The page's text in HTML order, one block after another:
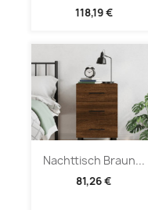
118,19 €
Nachttisch Braun...
81,26 €